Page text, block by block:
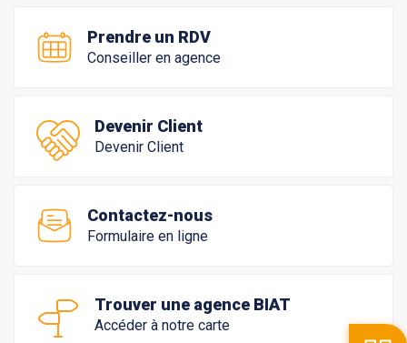
Prendre un RDV
Conseiller en agence
Devenir Client
Devenir Client
Contactez-nous
Formulaire en ligne
Trouver une agence BIAT
Accéder à notre carte